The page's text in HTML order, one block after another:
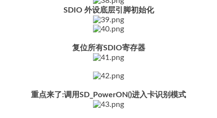
SDIO 外设底层引脚初始化
复位所有SDIO寄存器
重点来了:调用SD_PowerON()进入卡识别模式